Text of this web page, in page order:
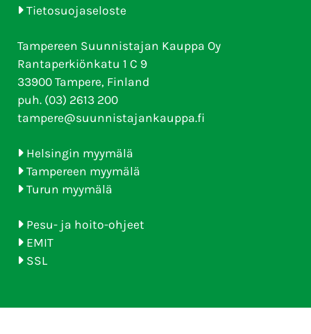
Tietosuojaseloste
Tampereen Suunnistajan Kauppa Oy
Rantaperkiönkatu 1 C 9
33900 Tampere, Finland
puh. (03) 2613 200
tampere@suunnistajankauppa.fi
Helsingin myymälä
Tampereen myymälä
Turun myymälä
Pesu- ja hoito-ohjeet
EMIT
SSL